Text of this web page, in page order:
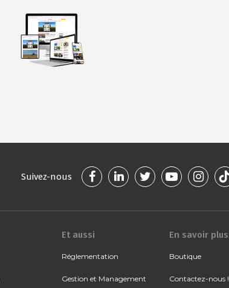
Suivez-nous
Et aussi
Réglementation
Gestion et Management
En savoir plus
Boutique
Contactez-nous !